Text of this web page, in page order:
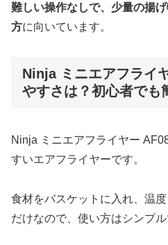
難しい操作なしで、少量の揚
方に向いています。
Ninja ミニエアフライ
やすさは？初心者でも
Ninja ミニエアフライヤー
すいエアフライヤーです。
食材をバスケットに入れ、温
だけなので、使い方はシンプル